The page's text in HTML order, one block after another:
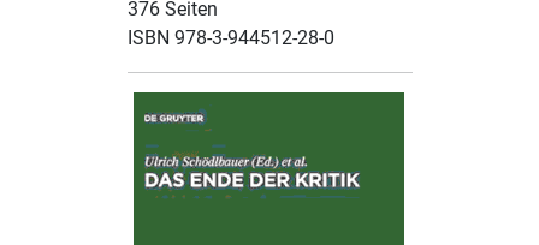
376 Seiten
ISBN 978-3-944512-28-0